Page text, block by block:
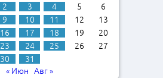
2 3 4 5
6
9 10 11 12
13
16 17 18 19
20
23 24 25 26
27
30
31
« Июн
Авг »